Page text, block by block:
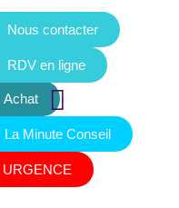
Nous contacter
Achat
RDV en ligne
La Minute Conseil
URGENCE